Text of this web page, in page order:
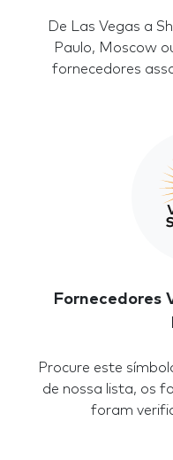
De Las Vegas a
Paulo, Moscow
fornecedores
Fornecedores
Procure este
de nossa lista, os
foram